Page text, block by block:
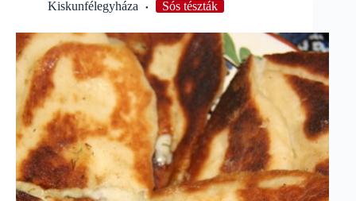
Kiskunfélegyháza Sós tészták